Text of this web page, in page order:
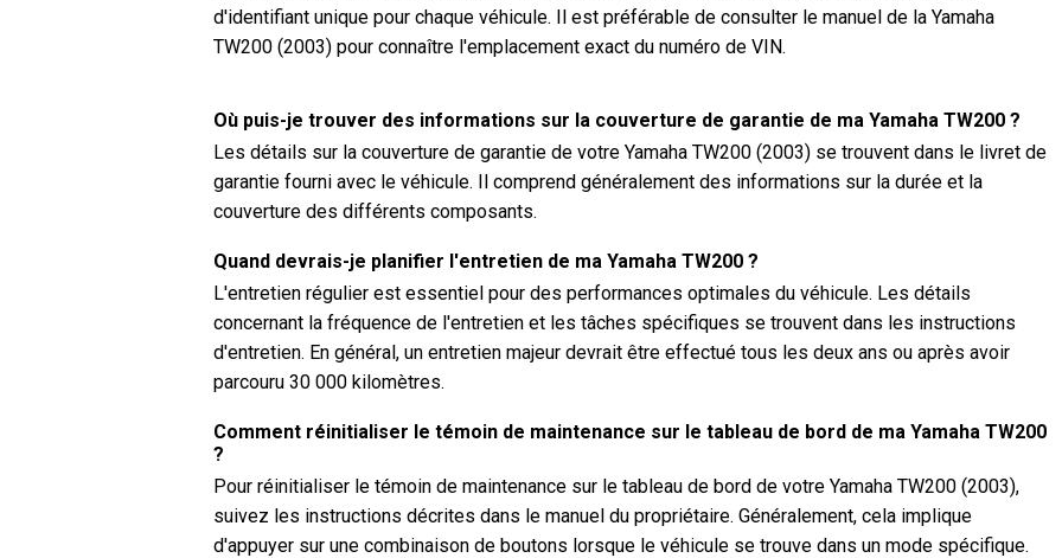
d'identifiant unique pour chaque véhicule. Il est préférable de consulter le manuel de la Yamaha
TW200 (2003) pour connaître l'emplacement exact du numéro de VIN.
Où puis-je trouver des informations sur la couverture de garantie de ma Yamaha TW200 ?
Les détails sur la couverture de garantie de votre Yamaha TW200 (2003) se trouvent dans le livret de
garantie fourni avec le véhicule. Il comprend généralement des informations sur la durée et la
couverture des différents composants.
Quand devrais-je planifier l'entretien de ma Yamaha TW200 ?
L'entretien régulier est essentiel pour des performances optimales du véhicule. Les détails
concernant la fréquence de l'entretien et les tâches spécifiques se trouvent dans les instructions
d'entretien. En général, un entretien majeur devrait être effectué tous les deux ans ou après avoir
parcouru 30 000 kilomètres.
Comment réinitialiser le témoin de maintenance sur le tableau de bord de ma Yamaha TW200
?
Pour réinitialiser le témoin de maintenance sur le tableau de bord de votre Yamaha TW200 (2003),
suivez les instructions décrites dans le manuel du propriétaire. Généralement, cela implique
d'appuyer sur une combinaison de boutons lorsque le véhicule se trouve dans un mode spécifique.